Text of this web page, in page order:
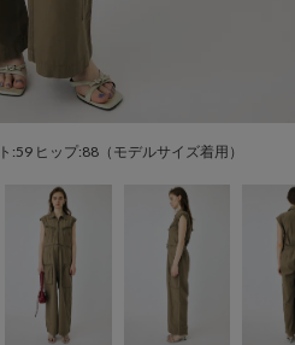
ヒップ:88（モデルサイズ着用）